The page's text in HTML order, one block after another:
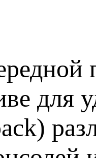
для